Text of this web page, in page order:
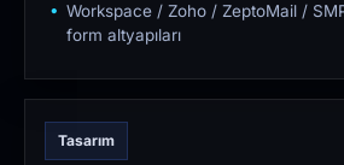
Workspace / Zoho / ZeptoMail /
form altyapıları
Tasarım